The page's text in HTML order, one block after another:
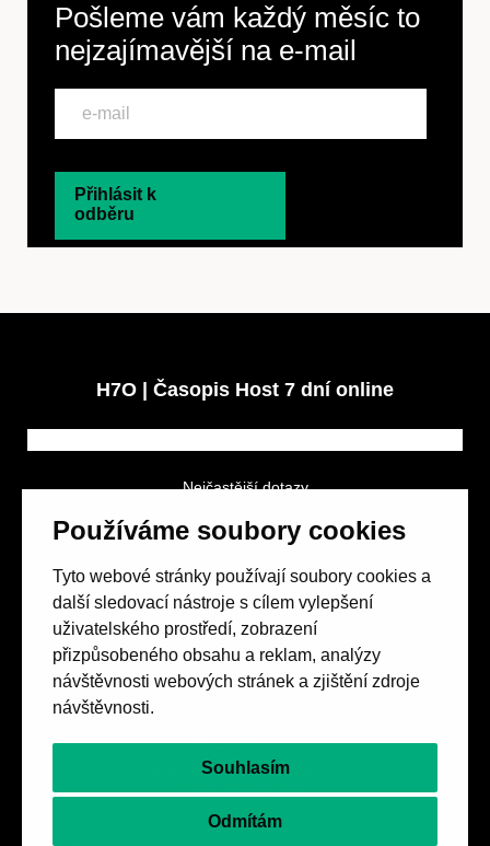
Používáme soubory cookies
Tyto webové stránky používají soubory cookies a
další sledovací nástroje s cílem vylepšení
uživatelského prostředí, zobrazení
přizpůsobeného obsahu a reklam, analýzy
návštěvnosti webových stránek a zjištění zdroje
návštěvnosti.
Souhlasím
Odmítám
Pošleme vám každý měsíc to
nejzajímavější na e-mail
Přihlásit k
odběru
H7O | Časopis Host 7 dní online
Nejčastější dotazy
Obchodní podmínky
Spolek přátel vydávání
657 42 Brno-střed
objednavky@casopishost.cz
+420 775 995 695